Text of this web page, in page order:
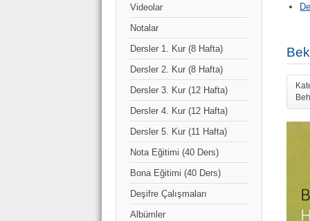
Videolar
Notalar
Dersler 1. Kur (8 Hafta)
Dersler 2. Kur (8 Hafta)
Dersler 3. Kur (12 Hafta)
Dersler 4. Kur (12 Hafta)
Dersler 5. Kur (11 Hafta)
Nota Eğitimi (40 Ders)
Bona Eğitimi (40 Ders)
Deşifre Çalışmaları
Albümler